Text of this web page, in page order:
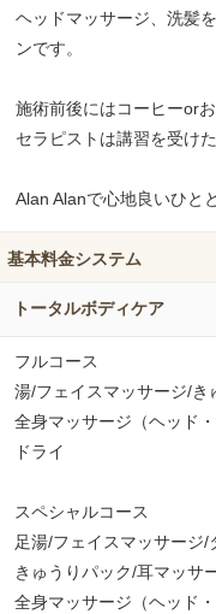
ヘッドマッサージ、洗髪
ンです。
施術前後にはコーヒーor
セラピストは講習を受け
Alan Alanで心地良いひと
基本料金システム
トータルボディケア
フルコース
湯/フェイスマッサージ/き
全身マッサージ（ヘッド
ドライ
スペシャルコース
足湯/フェイスマッサージ
きゅうりパック/耳マッサ
全身マッサージ（ヘッド